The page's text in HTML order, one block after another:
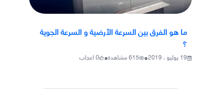
ما هو الفرق بين السرعة الأرضية و السرعة الجوية
؟
19 يوليو ، 2019 •
615مشاهدة•
0اعجاب